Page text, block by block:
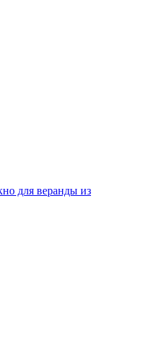
для веранды из